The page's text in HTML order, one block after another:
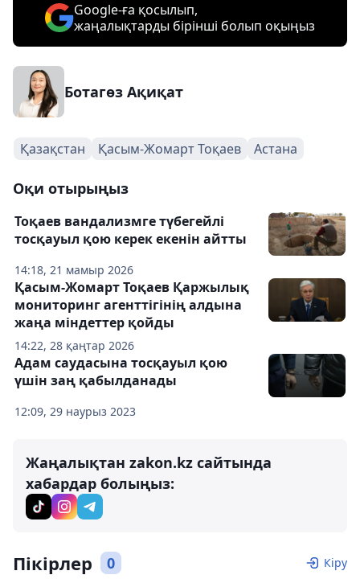
Google-ға қосылып,
жаңалықтарды бірінші болып оқыңыз
Ботагөз Ақиқат
Қазақстан Қасым-Жомарт Тоқаев Астана
Оқи отырыңыз
14:18, 21 мамыр 2026
Тоқаев вандализмге түбегейлі
тосқауыл қою керек екенін айтты
14:22, 28 қаңтар 2026
Қасым-Жомарт Тоқаев Қаржылық
мониторинг агенттігінің алдына
жаңа міндеттер қойды
12:09, 29 наурыз 2023
Адам саудасына тосқауыл қою
үшін заң қабылданады
Жаңалықтан zakon.kz сайтында
хабардар болыңыз:
Пікірлер 0 Кіру